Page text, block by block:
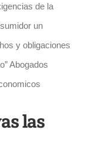
de la
un
y obligaciones
Abogados
las